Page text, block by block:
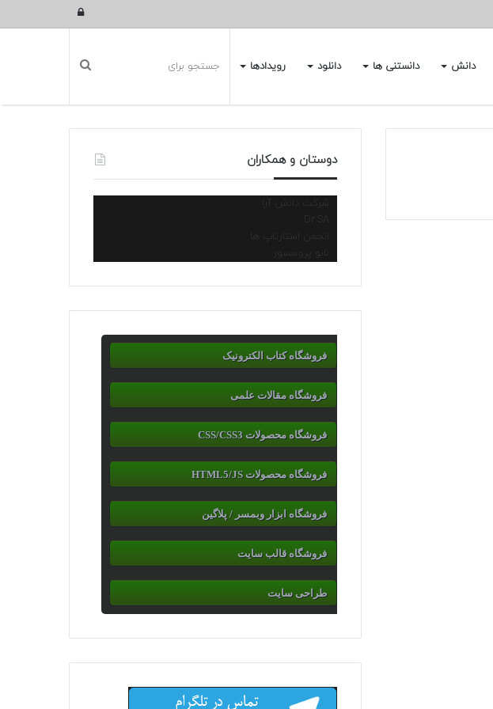
ورود
دانش دانستنی ها دانلود رویدادها
دوستان و همکاران
شرکت دانش آرا
انجمن استارتاپ ها
نانو پروسسور
فروشگاه کتاب الکترونیک
فروشگاه مقالات علمی
فروشگاه محصولات CSS/CSS3
فروشگاه محصولات HTML5/JS
فروشگاه ابزار وبمسر / پلاگین
فروشگاه قالب سایت
طراحی سایت